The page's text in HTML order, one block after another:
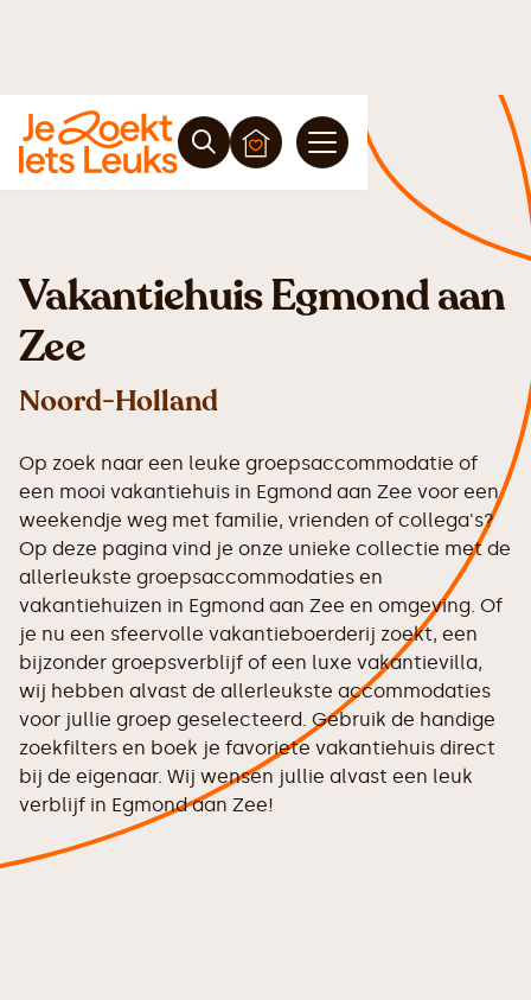
Vakantiehuis Egmond aan
Zee
Noord-Holland
Op zoek naar een leuke groepsaccommodatie of
een mooi vakantiehuis in Egmond aan Zee voor een
weekendje weg met familie, vrienden of collega's?
Op deze pagina vind je onze unieke collectie met de
allerleukste groepsaccommodaties en
vakantiehuizen in Egmond aan Zee en omgeving. Of
je nu een sfeervolle vakantieboerderij zoekt, een
bijzonder groepsverblijf of een luxe vakantievilla,
wij hebben alvast de allerleukste accommodaties
voor jullie groep geselecteerd. Gebruik de handige
zoekfilters en boek je favoriete vakantiehuis direct
bij de eigenaar. Wij wensen jullie alvast een leuk
verblijf in Egmond aan Zee!